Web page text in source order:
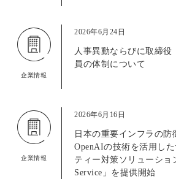
企業情報
2026年6月24日
人事異動ならびに取締役
員の体制について
企業情報
2026年6月16日
日本の重要インフラの防
OpenAIの技術を活用し
ティー対策ソリューショ
Service」を提供開始